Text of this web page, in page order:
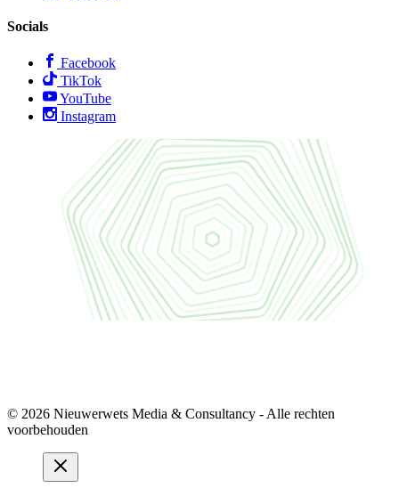
Socials
Facebook
TikTok
YouTube
Instagram
© 2026 Nieuwerwets Media & Consultancy - Alle rechten
voorbehouden